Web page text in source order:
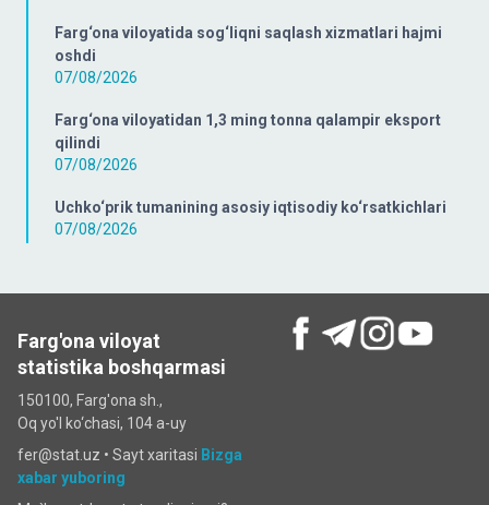
Farg‘ona viloyatida sog‘liqni saqlash xizmatlari hajmi
oshdi
07/08/2026
Farg‘ona viloyatidan 1,3 ming tonna qalampir eksport
qilindi
07/08/2026
Uchko‘prik tumanining asosiy iqtisodiy ko‘rsatkichlari
07/08/2026
Farg'ona viloyat
statistika boshqarmasi
150100, Farg'ona sh.,
Oq yo'l ko‘chаsi, 104 a-uy
fer@stat.uz • Sayt xaritasi Bizga
xabar yuboring